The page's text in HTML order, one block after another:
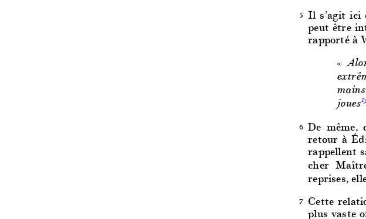
5 Il s’agit ici
peut être
rapporté à
«
joues
6 De même,
retour à
rappellent
cher
reprises,
7 Cette
plus vaste